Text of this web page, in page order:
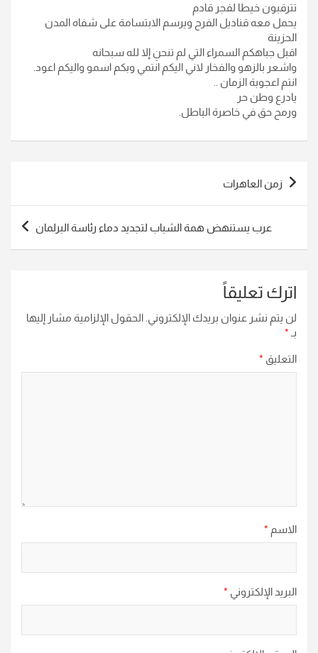
تترقبون خيطا لفجر قادم
يحمل معه قناديل الفرح ويرسم الابتسامة على شفاه المدن
الحزينة
اقبل جباهكم السمراء التي لم تنحنِ إلا لله سبحانه
واشعر بالزهو والفخار لاني اليكم انتمي وبكم اسمو واليكم اعود.
انتم اعجوبة الزمان ..
يادرع وطن حر
ورمح حق في خاصرة الباطل.
تصفّح
المقالات
زمن العاهرات
عرب يستنهض همة الشباب لتجديد دماء رئاسة البرلمان
اترك تعليقاً
لن يتم نشر عنوان بريدك الإلكتروني. الحقول الإلزامية مشار إليها
بـ *
التعليق *
الاسم *
البريد الإلكتروني *